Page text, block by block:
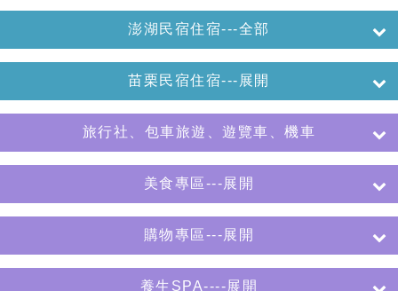
澎湖民宿住宿---全部
苗栗民宿住宿---展開
旅行社、包車旅遊、遊覽車、機車
美食專區---展開
購物專區---展開
養生SPA----展開